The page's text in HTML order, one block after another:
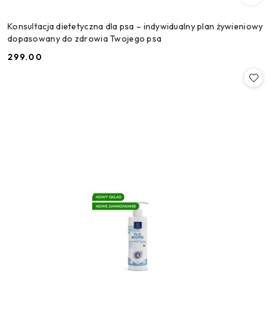
Konsultacja dietetyczna dla psa – indywidualny plan żywieniowy
dopasowany do zdrowia Twojego psa
Cena:
299.00